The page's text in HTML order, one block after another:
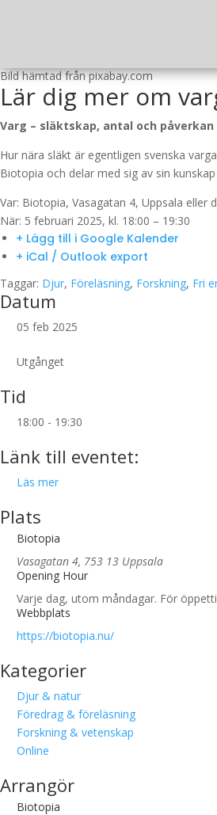
Bild hämtad från pixabay.com
Lär dig mer om
Varg – släktskap, antal och påverkan
Hur nära släkt är egentligen svenska
Biotopia och delar med sig av sin
Var: Biotopia, Vasagatan 4, Uppsala eller
När: 5 februari 2025, kl. 18:00 – 19:30
+ Lägg till i Google Kalender
+ iCal / Outlook export
Taggar: Djur, Föreläsning, Forskning, Fri
Datum
05 feb 2025
Utgånget
Tid
18:00 - 19:30
Länk till eventet:
Läs mer
Plats
Biotopia
Vasagatan 4, 753 13 Uppsala
Opening Hour
Varje dag, utom måndagar. För
Webbplats
https://biotopia.nu/
Kategorier
Djur & natur
Föredrag & föreläsning
Forskning & vetenskap
Online
Arrangör
Biotopia